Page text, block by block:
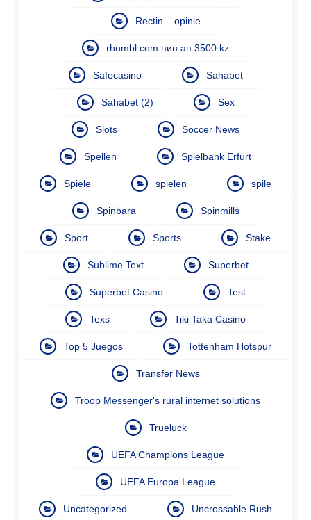
Rectin – opinie
rhumbl.com пин ап 3500 kz
Safecasino Sahabet
Sahabet (2) Sex
Slots Soccer News
Spellen Spielbank Erfurt
Spiele spielen spile
Spinbara Spinmills
Sport Sports Stake
Sublime Text Superbet
Superbet Casino Test
Texs Tiki Taka Casino
Top 5 Juegos Tottenham Hotspur
Transfer News
Troop Messenger's rural internet solutions
Trueluck
UEFA Champions League
UEFA Europa League
Uncategorized Uncrossable Rush